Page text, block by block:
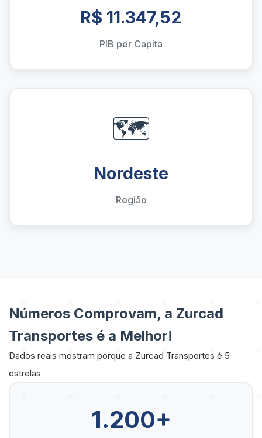
R$ 11.347,52
PIB per Capita
🗺️
Nordeste
Região
Números Comprovam, a Zurcad
Transportes é a Melhor!
Dados reais mostram porque a Zurcad Transportes é 5
estrelas
1.200+